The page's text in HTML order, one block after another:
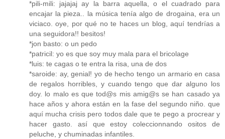
*pili-mili: jajajaj ay la barra aquella, o el cuadrado para
encajar la pieza.. la música tenía algo de drogaina, era un
viciaco. oye, por qué no te haces un blog, aquí tendrías a
una seguidora!! besitos!
*jon basto: o un pedo
*patricil: yo es que soy muy mala para el bricolage
*luis: te cagas o te entra la risa, una de dos
*saroide: ay, genial! yo de hecho tengo un armario en casa
de regalos horribles, y cuando tengo que dar alguno los
doy. lo malo es que tod@s mis amig@s se han casado ya
hace años y ahora están en la fase del segundo niño. que
aquí mucha crisis pero todos dale que te pego a procrear y
hacer gasto. así que estoy coleccionnando ositos de
peluche, y chuminadas infantiles.